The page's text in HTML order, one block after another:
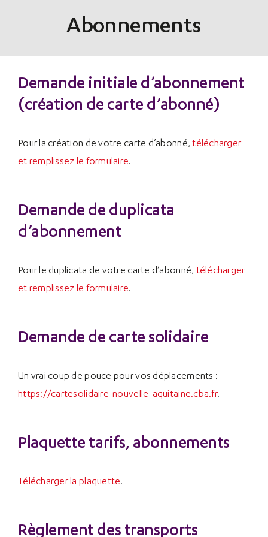
Abonnements
Demande initiale d’abonnement
(création de carte d’abonné)
Pour la création de votre carte d’abonné,télécharger
et remplissez le formulaire.
Demande de duplicata
d’abonnement
Pour le duplicata de votre carte d’abonné, télécharger
et remplissez le formulaire.
Demande de carte solidaire
Un vrai coup de pouce pour vos déplacements :
https://cartesolidaire-nouvelle-aquitaine.cba.fr.
Plaquette tarifs, abonnements
Télécharger la plaquette.
Règlement des transports